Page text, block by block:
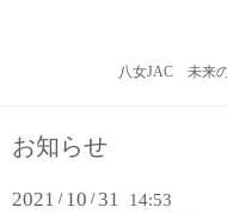
八女JAC 未来
お知らせ
2021 / 10 /31 14:53